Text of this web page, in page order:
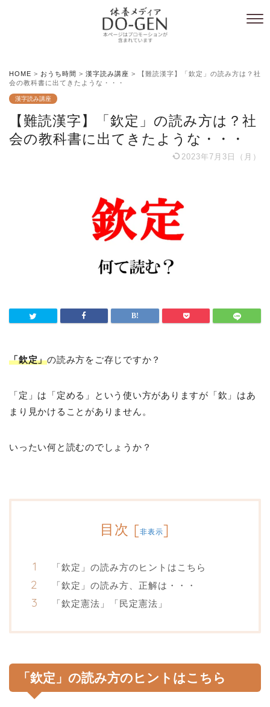
HOME > おうち時間 > 漢字読み講座 >
【難読漢字】「欽定」の読み方は？社
会の教科書に出てきたような・・・
漢字読み講座
【難読漢字】「欽定」の読み方は？社
会の教科書に出てきたような・・・
2023年7月3日（月）
「欽定」の読み方をご存じですか？
「定」は「定める」という使い方がありますが「欽」はあ
まり見かけることがありません。
いったい何と読むのでしょうか？
目次 [非表示]
「欽定」の読み方のヒントはこちら
「欽定」の読み方、正解は・・・
「欽定憲法」「民定憲法」
「欽定」の読み方のヒントはこちら